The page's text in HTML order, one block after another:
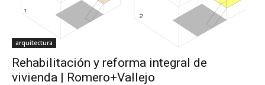
arquitectura
Rehabilitación y reforma integral de
vivienda | Romero+Vallejo